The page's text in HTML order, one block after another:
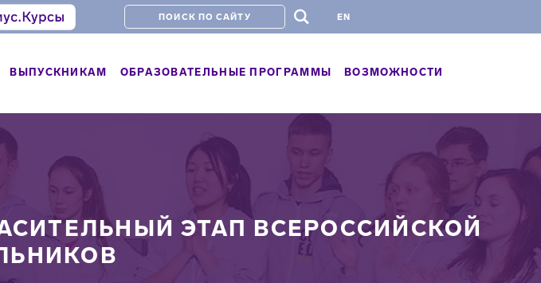
# EN
ВЫПУСКНИКАМ ОБРАЗОВАТЕЛЬНЫЕ ПРОГРАММЫ ВОЗМОЖНОСТИ
ЭТАП ВСЕРОССИЙСКОЙ